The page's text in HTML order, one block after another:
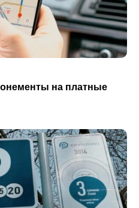
на платные